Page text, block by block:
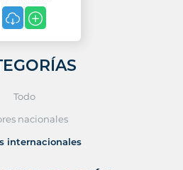
Todo
nacionales
internacionales